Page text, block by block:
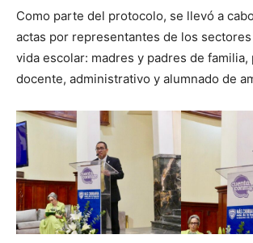
Como parte del protocolo, se llevó a
actas por representantes de los
vida escolar: madres y padres de familia,
docente, administrativo y alumnado de